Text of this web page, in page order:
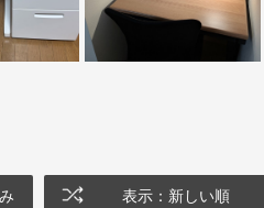
表示：新しい順